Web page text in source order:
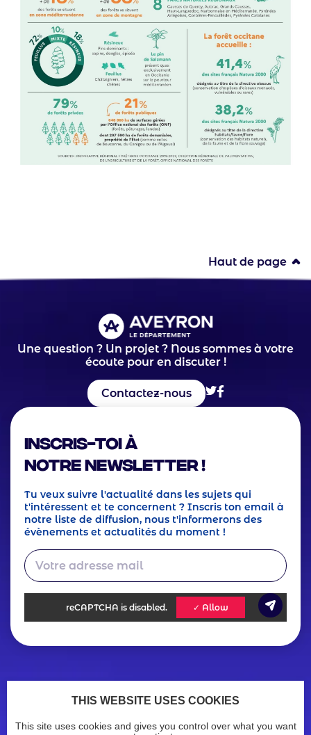
Haut de page
Une question ? Un projet ? Nous sommes à votre
écoute pour en discuter !
Contactez-nous
Inscris-toi à
notre Newsletter !
Tu veux suivre l'actualité dans les sujets qui
t'intéressent et te concernent ? Inscris ton email à
notre liste de diffusion, nous t'informerons des
évènements et actualités du moment !
reCAPTCHA is disabled. ✓ Allow
Footer
Menu
Accessibilité : non conforme
THIS WEBSITE USES COOKIES
This site uses cookies and gives you control over what you want